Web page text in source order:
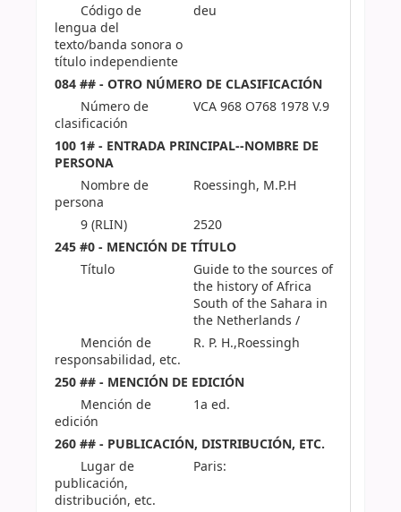
Código de
lengua del
texto/banda sonora o
título independiente
deu
084 ## - OTRO NÚMERO DE CLASIFICACIÓN
Número de
clasificación
VCA 968 O768 1978 V.9
100 1# - ENTRADA PRINCIPAL--NOMBRE DE
PERSONA
Nombre de
persona
Roessingh, M.P.H
9 (RLIN)
2520
245 #0 - MENCIÓN DE TÍTULO
Título
Guide to the sources of
the history of Africa
South of the Sahara in
the Netherlands /
Mención de
responsabilidad, etc.
R. P. H.,Roessingh
250 ## - MENCIÓN DE EDICIÓN
Mención de
edición
1a ed.
260 ## - PUBLICACIÓN, DISTRIBUCIÓN, ETC.
Lugar de
publicación,
distribución, etc.
Paris: